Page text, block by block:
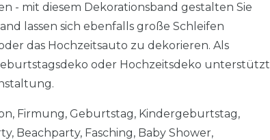
- mit diesem Dekorationsband gestalten Sie
lassen sich ebenfalls große Schleifen
das Hochzeitsauto zu dekorieren. Als
oder Hochzeitsdeko unterstützt
Firmung, Geburtstag, Kindergeburtstag,
Beachparty, Fasching, Baby Shower,